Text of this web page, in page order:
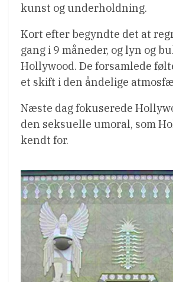
kunst og underholdning.
Kort efter begyndte det at
gang i 9 måneder, og lyn og
Hollywood. De forsamlede
et skift i den åndelige
Næste dag fokuserede
den seksuelle umoral, som
kendt for.